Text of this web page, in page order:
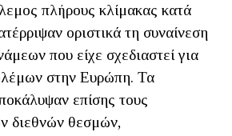
πλήρους κλίμακας κατά
οριστικά τη συναίνεση
που είχε σχεδιαστεί για
στην Ευρώπη. Τα
επίσης τους
διεθνών θεσμών,